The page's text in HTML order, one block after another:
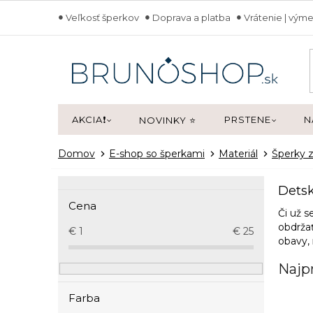
obsah
Veľkosť šperkov Doprava a platba Vrátenie |
AKCIA❗ NOVINKY ⭐ PRSTENE
Domov E-shop so šperkami Materiál Šperky
p
a
Cena
€ 1 € 25
Farba
Či už